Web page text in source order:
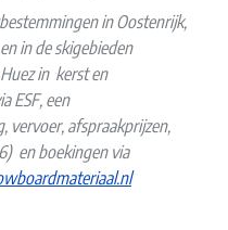
in Oostenrijk,
in de skigebieden
in kerst en
ESF, een
vervoer, afspraakprijzen,
en boekingen via